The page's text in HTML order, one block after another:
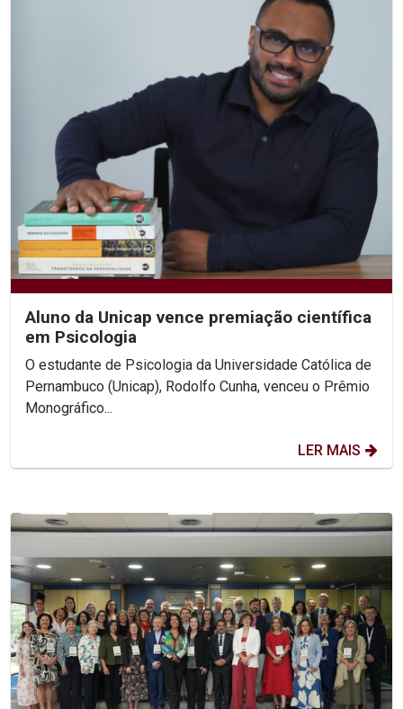
Aluno da Unicap vence premiação científica
em Psicologia
O estudante de Psicologia da Universidade Católica de
Pernambuco (Unicap), Rodolfo Cunha, venceu o Prêmio
Monográfico...
LER MAIS